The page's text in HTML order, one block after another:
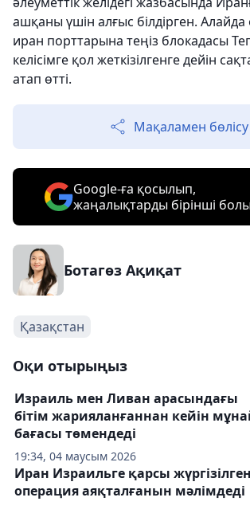
ашқаны үшін алғыс білдірген.
иран порттарына теңіз блокадасы
келісімге қол жеткізілгенге дейін
атап өтті.
Мақаламен бөлісу
Google-ға қосылып,
жаңалықтарды бірінші
Ботагөз Ақиқат
Қазақстан
Оқи отырыңыз
19:34, 04 маусым 2026
Израиль мен Ливан арасындағы
бітім жарияланғаннан кейін
бағасы төмендеді
Иран Израильге қарсы жүргізілген
операция аяқталғанын мәлімдеді